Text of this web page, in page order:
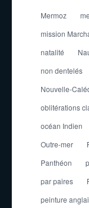
Mermoz
mission
natalité
non dentelés
Nouvelle-
oblitérations
océan Indien
Outre-mer
Panthéon
par paires
peinture